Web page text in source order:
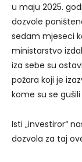
u maju 2025.
dozvole
sedam mjeseci
ministarstvo
iza sebe su
požara koji je
kome su se
Isti „investiror“
dozvola za taj